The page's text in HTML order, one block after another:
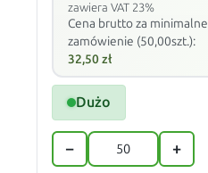
zawiera VAT 23%
Cena brutto za minimalne
zamówienie (50,00szt.):
32,50zł
Dużo
− +